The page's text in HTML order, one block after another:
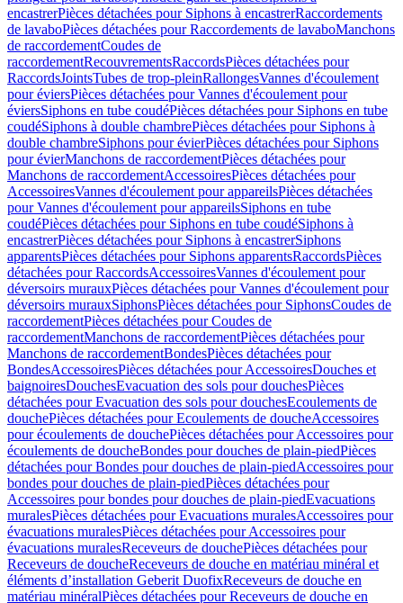
encastrerPièces détachées pour Siphons à encastrerRaccordements
de lavaboPièces détachées pour Raccordements de lavaboManchons
de raccordementCoudes de
raccordementRecouvrementsRaccordsPièces détachées pour
RaccordsJointsTubes de trop-pleinRallongesVannes d'écoulement
pour éviersPièces détachées pour Vannes d'écoulement pour
éviersSiphons en tube coudéPièces détachées pour Siphons en tube
coudéSiphons à double chambrePièces détachées pour Siphons à
double chambreSiphons pour évierPièces détachées pour Siphons
pour évierManchons de raccordementPièces détachées pour
Manchons de raccordementAccessoiresPièces détachées pour
AccessoiresVannes d'écoulement pour appareilsPièces détachées
pour Vannes d'écoulement pour appareilsSiphons en tube
coudéPièces détachées pour Siphons en tube coudéSiphons à
encastrerPièces détachées pour Siphons à encastrerSiphons
apparentsPièces détachées pour Siphons apparentsRaccordsPièces
détachées pour RaccordsAccessoiresVannes d'écoulement pour
déversoirs murauxPièces détachées pour Vannes d'écoulement pour
déversoirs murauxSiphonsPièces détachées pour SiphonsCoudes de
raccordementPièces détachées pour Coudes de
raccordementManchons de raccordementPièces détachées pour
Manchons de raccordementBondesPièces détachées pour
BondesAccessoiresPièces détachées pour AccessoiresDouches et
baignoiresDouchesEvacuation des sols pour douchesPièces
détachées pour Evacuation des sols pour douchesEcoulements de
douchePièces détachées pour Ecoulements de doucheAccessoires
pour écoulements de douchePièces détachées pour Accessoires pour
écoulements de doucheBondes pour douches de plain-piedPièces
détachées pour Bondes pour douches de plain-piedAccessoires pour
bondes pour douches de plain-piedPièces détachées pour
Accessoires pour bondes pour douches de plain-piedEvacuations
muralesPièces détachées pour Evacuations muralesAccessoires pour
évacuations muralesPièces détachées pour Accessoires pour
évacuations muralesReceveurs de douchePièces détachées pour
Receveurs de doucheReceveurs de douche en matériau minéral et
éléments d’installation Geberit DuofixReceveurs de douche en
matériau minéralPièces détachées pour Receveurs de douche en